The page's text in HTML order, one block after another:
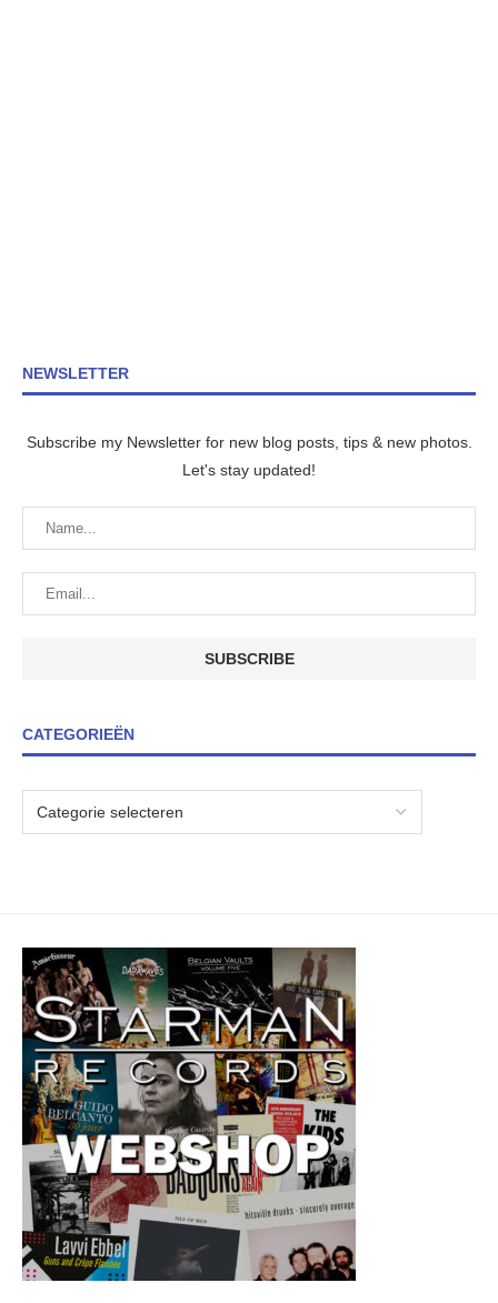
NEWSLETTER
Subscribe my Newsletter for new blog posts, tips & new photos.
Let's stay updated!
CATEGORIEËN